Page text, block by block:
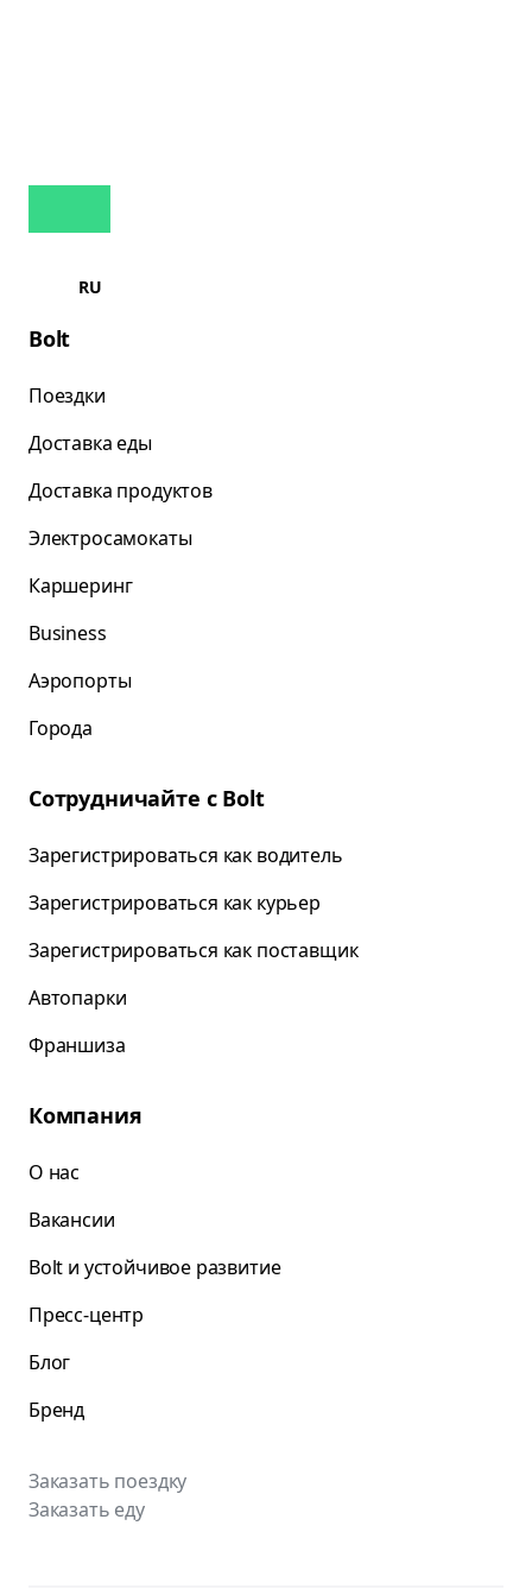
RU
Bolt
Поездки
Доставка еды
Доставка продуктов
Электросамокаты
Каршеринг
Business
Аэропорты
Города
Сотрудничайте с Bolt
Зарегистрироваться как водитель
Зарегистрироваться как курьер
Зарегистрироваться как поставщик
Автопарки
Франшиза
Компания
О нас
Вакансии
Bolt и устойчивое развитие
Пресс-центр
Блог
Бренд
Заказать поездку
Заказать еду